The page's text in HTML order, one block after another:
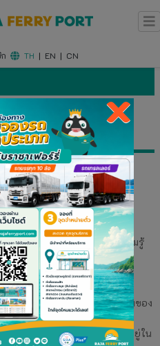
TH | EN | CN
ชา 3 , เรือราชา 5 (อ.ดอนสัก
ำเรือในส่วนกลาสีเรือให้มีความรู้
ารเกี่ยวกับการซ่อมทำเครื่องมือ
ป็นระเบียบเรียบร้อย ความพร้อมของ
ฟฟ้าเรือ
งอำนวยความสะดวกต่าง ๆ ที่อยู่ใน
×